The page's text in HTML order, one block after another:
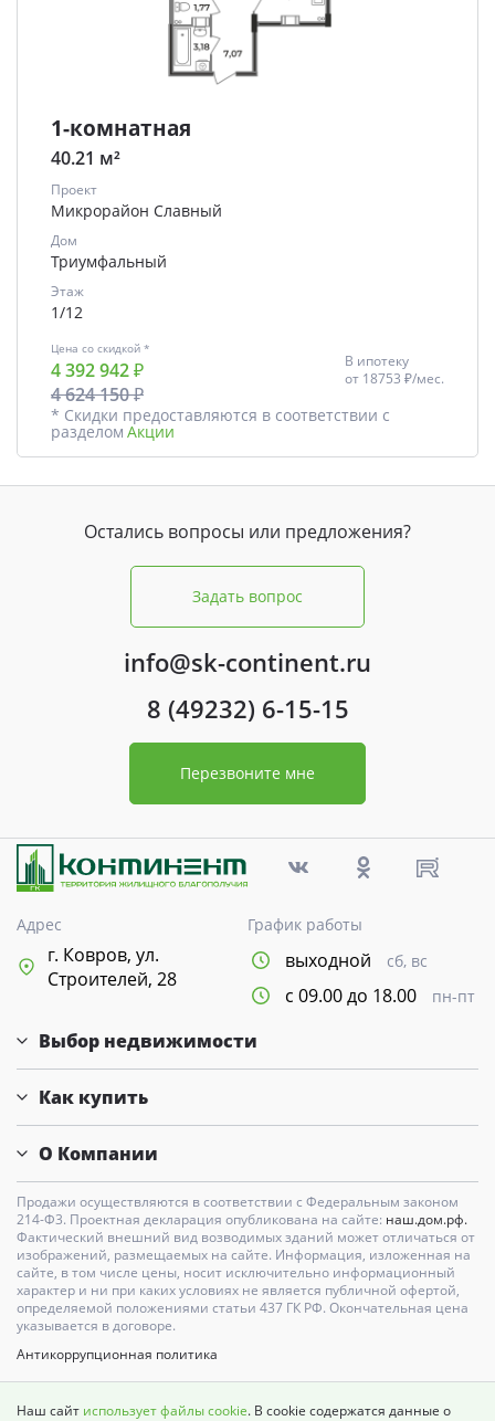
1-комнатная
40.21 м²
Проект
Микрорайон Славный
Дом
Триумфальный
Этаж
1/12
Цена со скидкой *
4 392 942 ₽
4 624 150 ₽
В ипотеку
от 18753 ₽/мес.
* Скидки предоставляются в соответствии с
разделом Акции
Остались вопросы или предложения?
Задать вопрос
info@sk-continent.ru
8 (49232) 6-15-15
Перезвоните мне
Адрес
г. Ковров, ул.
Строителей, 28
График работы
выходной сб, вс
с 09.00 до 18.00 пн-пт
Выбор недвижимости
Как купить
О Компании
Продажи осуществляются в соответствии с Федеральным законом
214-Ф3. Проектная декларация опубликована на сайте: наш.дом.рф.
Фактический внешний вид возводимых зданий может отличаться от
изображений, размещаемых на сайте. Информация, изложенная на
сайте, в том числе цены, носит исключительно информационный
характер и ни при каких условиях не является публичной офертой,
определяемой положениями статьи 437 ГК РФ. Окончательная цена
указывается в договоре.
Антикоррупционная политика
Наш сайт использует файлы cookie. В cookie содержатся данные о